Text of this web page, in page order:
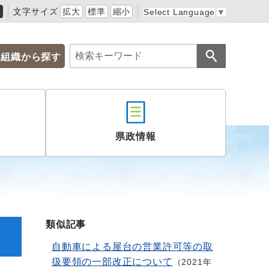
文字サイズ 拡大 標準 縮小 Select Language ▼
組織から探す
県政情報
類似記事
自動車による屋台の営業許可等の取
扱要領の一部改正について
2021年